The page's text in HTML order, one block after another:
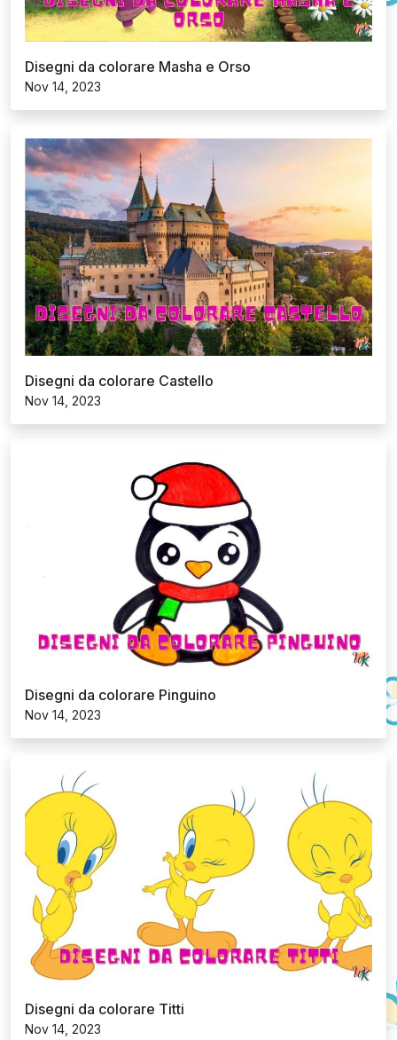
Disegni da colorare Pinguino
Nov 14, 2023
Disegni da colorare Titti
Nov 14, 2023
Disegni da colorare Jurassic World
Nov 14, 2023